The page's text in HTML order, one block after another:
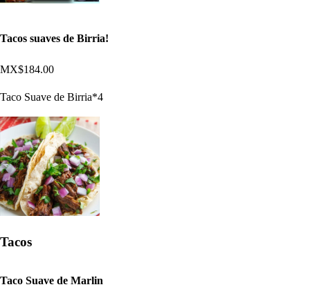
Tacos suaves de Birria!
MX$184.00
Taco Suave de Birria*4
Tacos
Taco Suave de Marlin